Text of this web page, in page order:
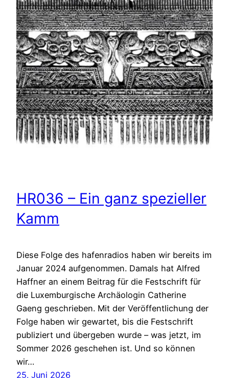
HR036 – Ein ganz spezieller
Kamm
Diese Folge des hafenradios haben wir bereits im
Januar 2024 aufgenommen. Damals hat Alfred
Haffner an einem Beitrag für die Festschrift für
die Luxemburgische Archäologin Catherine
Gaeng geschrieben. Mit der Veröffentlichung der
Folge haben wir gewartet, bis die Festschrift
publiziert und übergeben wurde – was jetzt, im
Sommer 2026 geschehen ist. Und so können
wir…
25. Juni 2026